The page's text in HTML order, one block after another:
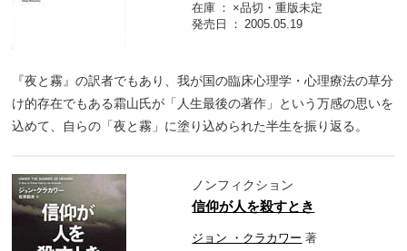
在庫
×品切・重版未定
発売日
2005.05.19
『夜と霧』の訳者でもあり、我が国の臨床心理学・心理療法の草分
け的存在でもある霜山氏が「人生最後の著作」という万感の思いを
込めて、自らの「夜と霧」に塗り込められた半生を振り返る。
ノンフィクション
信仰が人を殺すとき
ジョン ・クラカワー 著